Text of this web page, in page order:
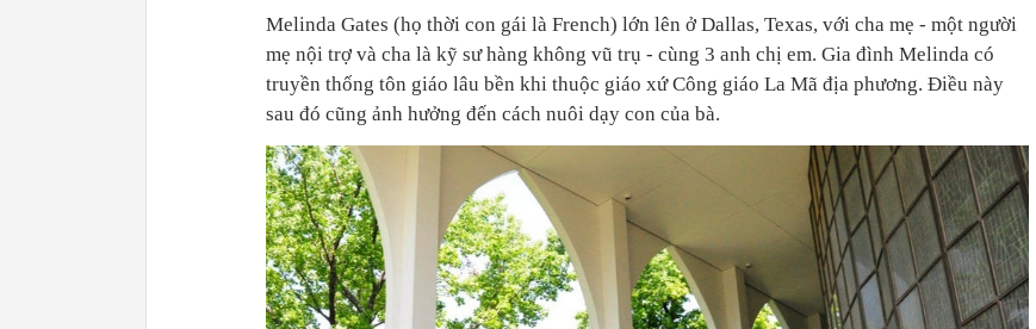
Melinda Gates (họ thời con gái là French) lớn lên ở Dallas, Texas, với cha mẹ - một người
mẹ nội trợ và cha là kỹ sư hàng không vũ trụ - cùng 3 anh chị em. Gia đình Melinda có
truyền thống tôn giáo lâu bền khi thuộc giáo xứ Công giáo La Mã địa phương. Điều này
sau đó cũng ảnh hưởng đến cách nuôi dạy con của bà.